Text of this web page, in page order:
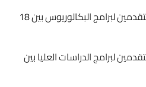
يجب أن يكون عمر المتقدمين لبرامج البكالوريوس بين 18
لبرامج الدراسات العليا بين